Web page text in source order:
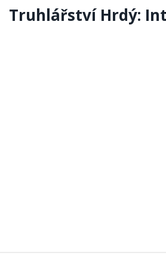
Truhlářství Hrdý: